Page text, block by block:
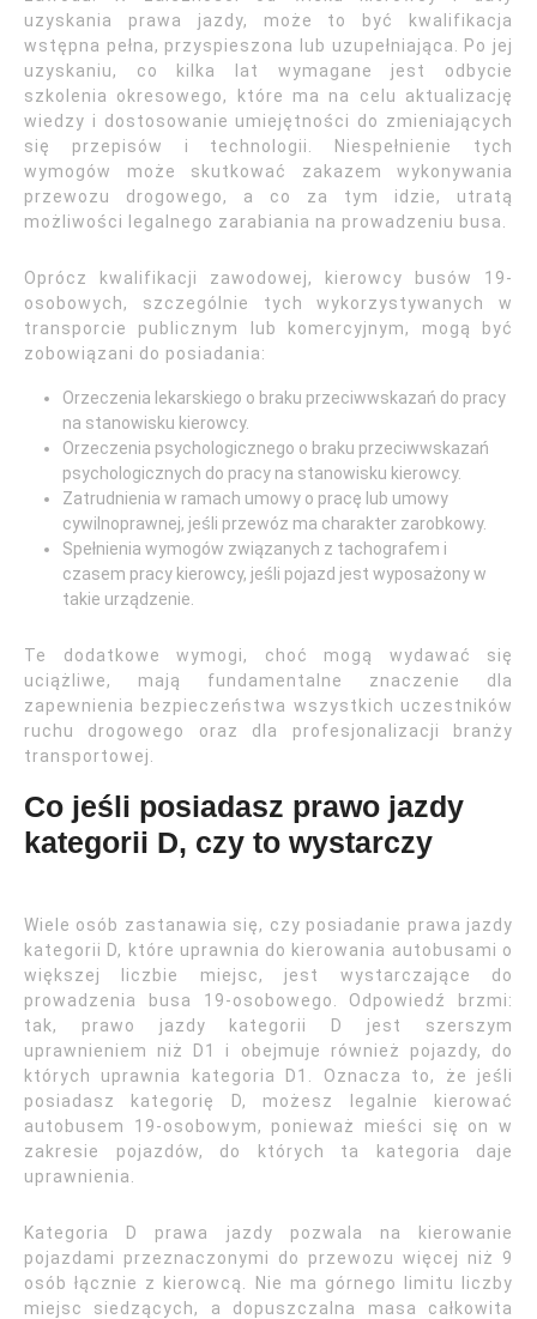
uzyskania prawa jazdy, może to być kwalifikacja
wstępna pełna, przyspieszona lub uzupełniająca. Po jej
uzyskaniu, co kilka lat wymagane jest odbycie
szkolenia okresowego, które ma na celu aktualizację
wiedzy i dostosowanie umiejętności do zmieniających
się przepisów i technologii. Niespełnienie tych
wymogów może skutkować zakazem wykonywania
przewozu drogowego, a co za tym idzie, utratą
możliwości legalnego zarabiania na prowadzeniu busa.
Oprócz kwalifikacji zawodowej, kierowcy busów 19-
osobowych, szczególnie tych wykorzystywanych w
transporcie publicznym lub komercyjnym, mogą być
zobowiązani do posiadania:
Orzeczenia lekarskiego o braku przeciwwskazań do pracy
na stanowisku kierowcy.
Orzeczenia psychologicznego o braku przeciwwskazań
psychologicznych do pracy na stanowisku kierowcy.
Zatrudnienia w ramach umowy o pracę lub umowy
cywilnoprawnej, jeśli przewóz ma charakter zarobkowy.
Spełnienia wymogów związanych z tachografem i
czasem pracy kierowcy, jeśli pojazd jest wyposażony w
takie urządzenie.
Te dodatkowe wymogi, choć mogą wydawać się
uciążliwe, mają fundamentalne znaczenie dla
zapewnienia bezpieczeństwa wszystkich uczestników
ruchu drogowego oraz dla profesjonalizacji branży
transportowej.
Co jeśli posiadasz prawo jazdy
kategorii D, czy to wystarczy
Wiele osób zastanawia się, czy posiadanie prawa jazdy
kategorii D, które uprawnia do kierowania autobusami o
większej liczbie miejsc, jest wystarczające do
prowadzenia busa 19-osobowego. Odpowiedź brzmi:
tak, prawo jazdy kategorii D jest szerszym
uprawnieniem niż D1 i obejmuje również pojazdy, do
których uprawnia kategoria D1. Oznacza to, że jeśli
posiadasz kategorię D, możesz legalnie kierować
autobusem 19-osobowym, ponieważ mieści się on w
zakresie pojazdów, do których ta kategoria daje
uprawnienia.
Kategoria D prawa jazdy pozwala na kierowanie
pojazdami przeznaczonymi do przewozu więcej niż 9
osób łącznie z kierowcą. Nie ma górnego limitu liczby
miejsc siedzących, a dopuszczalna masa całkowita